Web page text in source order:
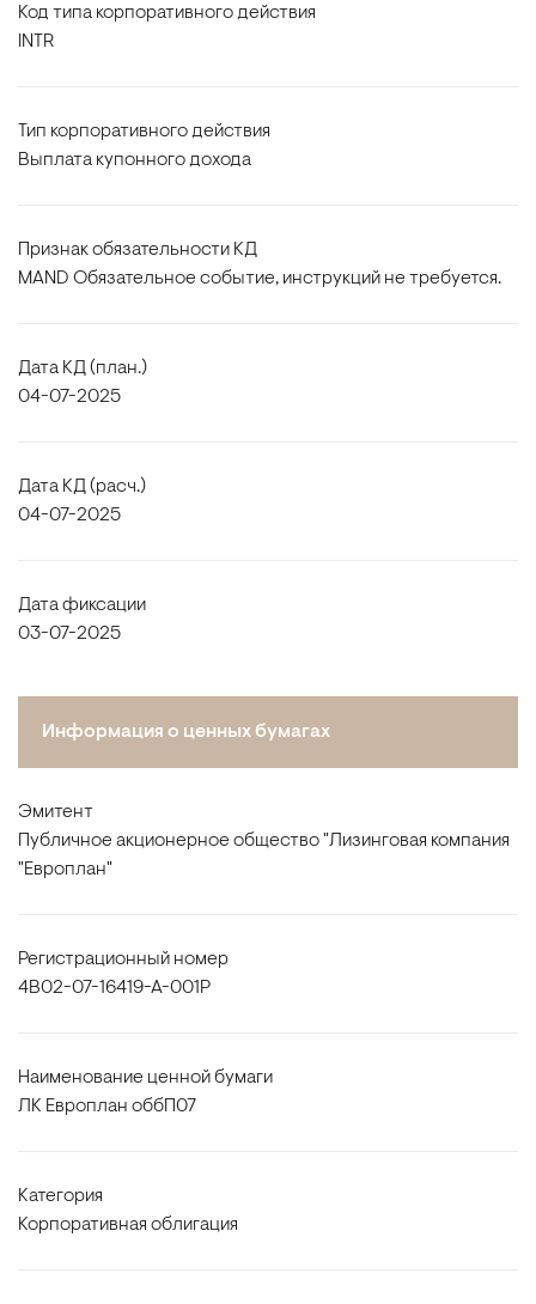
Код типа корпоративного действия
INTR
Тип корпоративного действия
Выплата купонного дохода
Признак обязательности КД
MAND Обязательное событие, инструкций не требуется.
Дата КД (план.)
04-07-2025
Дата КД (расч.)
04-07-2025
Дата фиксации
03-07-2025
Информация о ценных бумагах
Эмитент
Публичное акционерное общество "Лизинговая компания
"Европлан"
Регистрационный номер
4B02-07-16419-A-001P
Наименование ценной бумаги
ЛК Европлан оббП07
Категория
Корпоративная облигация